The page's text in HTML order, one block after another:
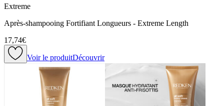
Extreme
Après-shampooing Fortifiant Longueurs - Extreme Length
17,74€
Voir le produitDécouvrir